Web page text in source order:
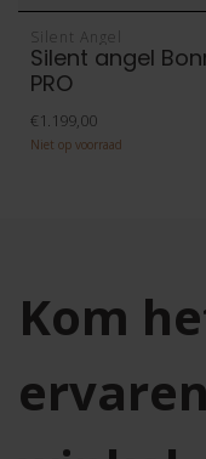
Silent Angel
Silent angel
PRO
€1.199,00
Niet op voorraad
Kom